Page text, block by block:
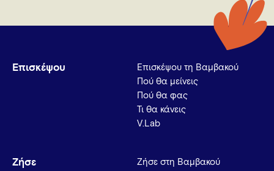
Επισκέψου
Επισκέψου τη Βαμβακού
Πού θα μείνεις
Πού θα φας
Τι θα κάνεις
V.Lab
Ζήσε
Ζήσε στη Βαμβακού